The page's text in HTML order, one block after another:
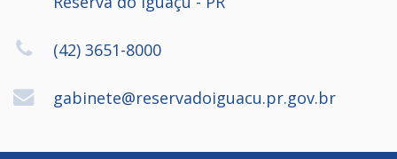
(42) 3651-8000
gabinete@reservadoiguacu.pr.gov.br